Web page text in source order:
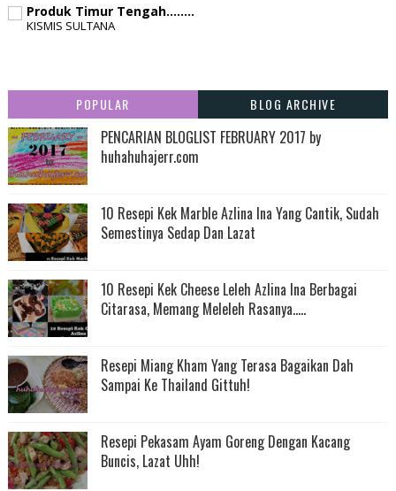
Produk Timur Tengah........
KISMIS SULTANA
POPULAR BLOG ARCHIVE
PENCARIAN BLOGLIST FEBRUARY 2017 by
huhahuhajerr.com
10 Resepi Kek Marble Azlina Ina Yang Cantik, Sudah
Semestinya Sedap Dan Lazat
10 Resepi Kek Cheese Leleh Azlina Ina Berbagai
Citarasa, Memang Meleleh Rasanya.....
Resepi Miang Kham Yang Terasa Bagaikan Dah
Sampai Ke Thailand Gittuh!
Resepi Pekasam Ayam Goreng Dengan Kacang
Buncis, Lazat Uhh!